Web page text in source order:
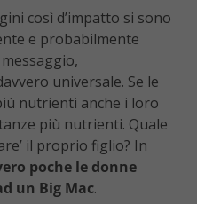
così d’impatto si sono
e probabilmente
universale. Se le
nutrienti anche i loro
più nutrienti. Quale
il proprio figlio? In
poche le donne
un Big Mac.